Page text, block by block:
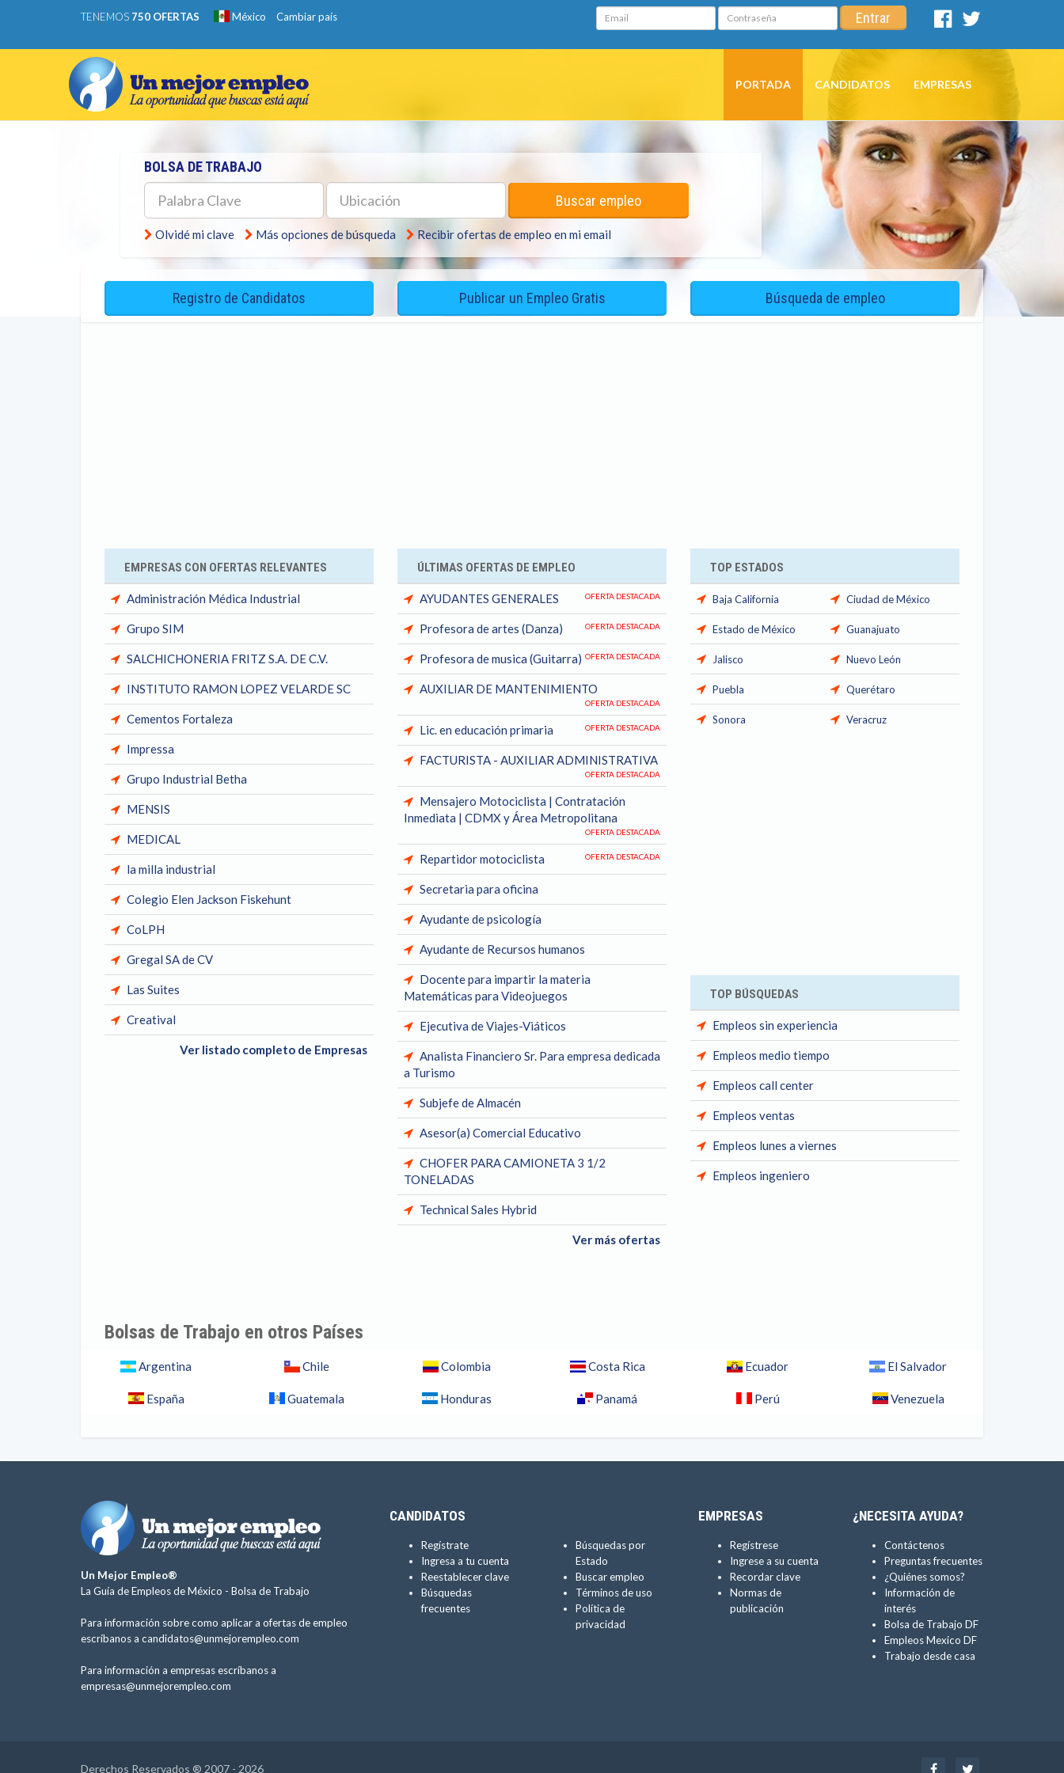
TENEMOS 750 OFERTAS México Cambiar país Email Contraseña Entrar
Facebook
PORTADA CANDIDATOS EMPRESAS
BOLSA DE TRABAJO
Palabra
Clave
Ubicación
Buscar empleo
Olvidé mi clave Más opciones de búsqueda Recibir ofertas de empleo en mi email
Registro de Candidatos Publicar un Empleo Gratis Búsqueda de empleo
EMPRESAS CON OFERTAS RELEVANTES
Administración Médica Industrial
Grupo SIM
SALCHICHONERIA FRITZ S.A. DE C.V.
INSTITUTO RAMON LOPEZ VELARDE SC
Cementos Fortaleza
Impressa
Grupo Industrial Betha
MENSIS
MEDICAL
la milla industrial
Colegio Elen Jackson Fiskehunt
CoLPH
Gregal SA de CV
Las Suites
Creatival
Ver listado completo de Empresas
ÚLTIMAS OFERTAS DE EMPLEO
AYUDANTES GENERALES OFERTA DESTACADA
Profesora de artes (Danza) OFERTA DESTACADA
Profesora de musica (Guitarra) OFERTA DESTACADA
AUXILIAR DE MANTENIMIENTO
OFERTA DESTACADA
Lic. en educación primaria OFERTA DESTACADA
FACTURISTA - AUXILIAR ADMINISTRATIVA
OFERTA DESTACADA
Mensajero Motociclista | Contratación
Inmediata | CDMX y Área Metropolitana
OFERTA DESTACADA
Repartidor motociclista OFERTA DESTACADA
Secretaria para oficina
Ayudante de psicología
Ayudante de Recursos humanos
Docente para impartir la materia
Matemáticas para Videojuegos
Ejecutiva de Viajes-Viáticos
Analista Financiero Sr. Para empresa dedicada
a Turismo
Subjefe de Almacén
Asesor(a) Comercial Educativo
CHOFER PARA CAMIONETA 3 1/2
TONELADAS
Technical Sales Hybrid
Ver más ofertas
TOP ESTADOS
Baja California Ciudad de México
Estado de México Guanajuato
Jalisco Nuevo León
Puebla Querétaro
Sonora Veracruz
TOP BÚSQUEDAS
Empleos sin experiencia
Empleos medio tiempo
Empleos call center
Empleos ventas
Empleos lunes a viernes
Empleos ingeniero
Bolsas de Trabajo en otros Países
Argentina Chile Colombia Costa Rica Ecuador El Salvador
España Guatemala Honduras Panamá Perú Venezuela
Un Mejor Empleo®
La Guía de Empleos de México - Bolsa de Trabajo
Para información sobre como aplicar a ofertas de empleo
escríbanos a candidatos@unmejorempleo.com
Para información a empresas escríbanos a
empresas@unmejorempleo.com
CANDIDATOS
Regístrate
Ingresa a tu cuenta
Reestablecer clave
Búsquedas
frecuentes
Búsquedas por
Estado
Buscar empleo
Términos de uso
Política de
privacidad
EMPRESAS
Regístrese
Ingrese a su cuenta
Recordar clave
Normas de
publicación
¿NECESITA AYUDA?
Contáctenos
Preguntas frecuentes
¿Quiénes somos?
Información de
interés
Bolsa de Trabajo DF
Empleos Mexico DF
Trabajo desde casa
Derechos Reservados ® 2007 - 2026 FacebookTwitter